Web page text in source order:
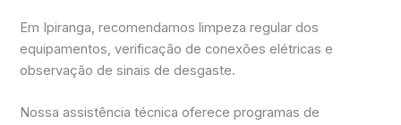
Em Ipiranga, recomendamos limpeza regular dos
equipamentos, verificação de conexões elétricas e
observação de sinais de desgaste.
Nossa assistência técnica oferece programas de